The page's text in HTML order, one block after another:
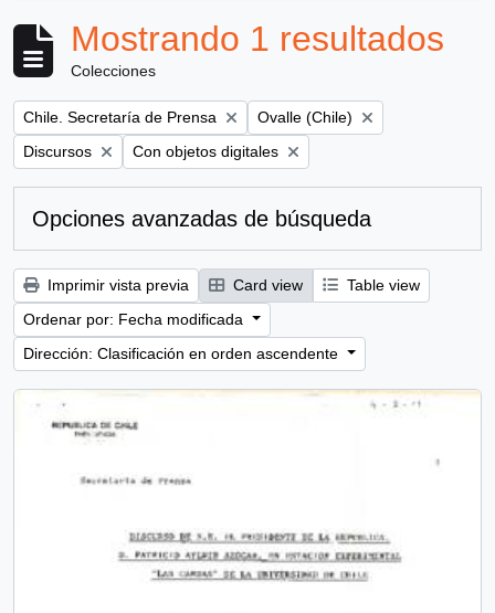
Mostrando 1 resultados
Colecciones
Remove filter:
Chile. Secretaría de Prensa Remove filter:
Ovalle (Chile)
Remove filter:
Discursos Remove filter:
Con objetos digitales
Opciones avanzadas de búsqueda
Imprimir vista previa Card view
Table view
Ordenar por: Fecha modificada
Dirección: Clasificación en orden ascendente